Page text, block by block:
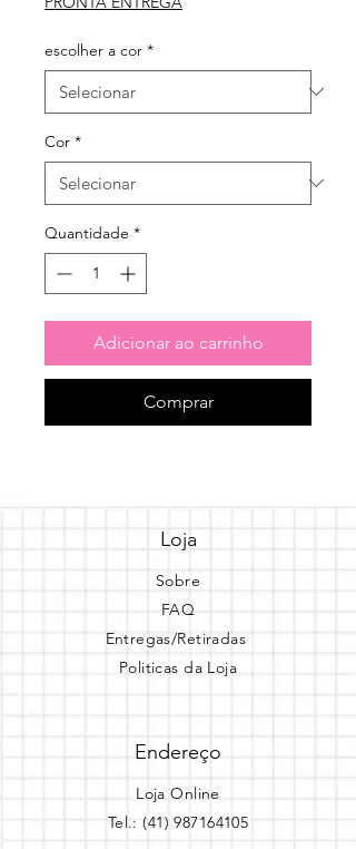
escolher a cor *
Cor *
Quantidade *
Adicionar ao carrinho
Comprar
Loja
Sobre
FAQ
Entregas/Retiradas
Politicas da Loja
Endereço
Loja Online
Tel.: (41) 987164105